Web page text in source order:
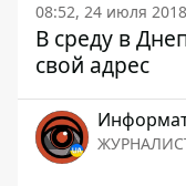
08:52, 24 июля 2018
В среду в
свой адрес